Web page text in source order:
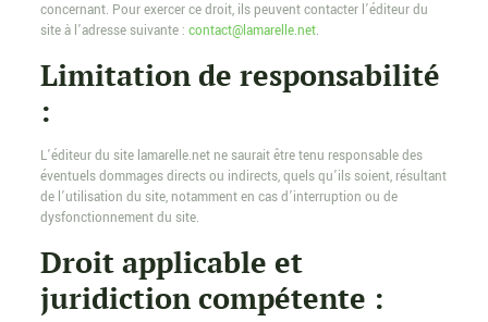
concernant. Pour exercer ce droit, ils peuvent contacter l’éditeur du
site à l’adresse suivante : contact@lamarelle.net.
Limitation de responsabilité
:
L’éditeur du site lamarelle.net ne saurait être tenu responsable des
éventuels dommages directs ou indirects, quels qu’ils soient, résultant
de l’utilisation du site, notamment en cas d’interruption ou de
dysfonctionnement du site.
Droit applicable et
juridiction compétente :